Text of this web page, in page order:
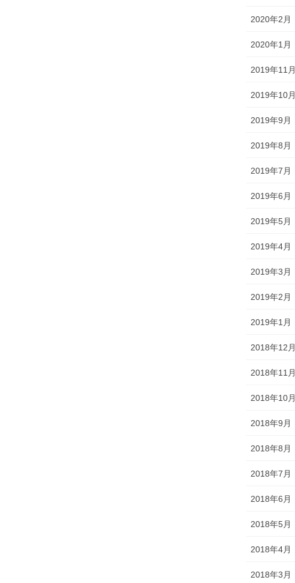
2020年2月
2020年1月
2019年11月
2019年10月
2019年9月
2019年8月
2019年7月
2019年6月
2019年5月
2019年4月
2019年3月
2019年2月
2019年1月
2018年12月
2018年11月
2018年10月
2018年9月
2018年8月
2018年7月
2018年6月
2018年5月
2018年4月
2018年3月